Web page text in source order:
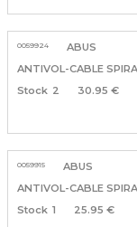
0059924
ABUS
ANTIVOL-CABLE
2
30.95 €
0059915
ABUS
ANTIVOL-CABLE
1
25.95 €